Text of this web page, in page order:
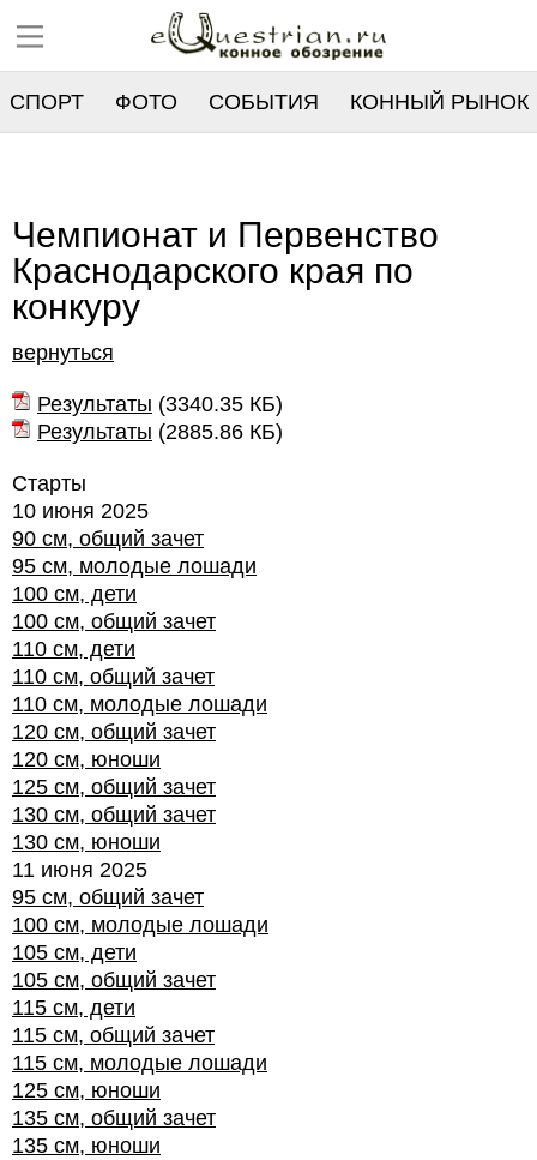
СПОРТ ФОТО СОБЫТИЯ КОННЫЙ РЫНОК
Чемпионат и Первенство
Краснодарского края по
конкуру
вернуться
Результаты (3340.35 КБ)
Результаты (2885.86 КБ)
Старты
10 июня 2025
90 см, общий зачет
95 см, молодые лошади
100 см, дети
100 см, общий зачет
110 см, дети
110 см, общий зачет
110 см, молодые лошади
120 см, общий зачет
120 см, юноши
125 см, общий зачет
130 см, общий зачет
130 см, юноши
11 июня 2025
95 см, общий зачет
100 см, молодые лошади
105 см, дети
105 см, общий зачет
115 см, дети
115 см, общий зачет
115 см, молодые лошади
125 см, юноши
135 см, общий зачет
135 см, юноши